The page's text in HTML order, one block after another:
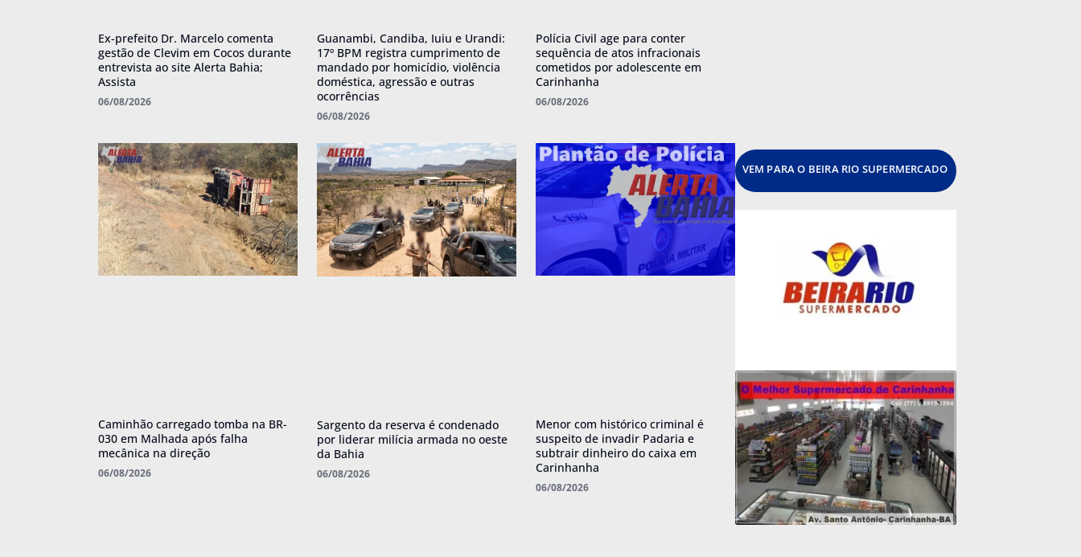
Ex-prefeito Dr. Marcelo comenta
gestão de Clevim em Cocos durante
entrevista ao site Alerta Bahia;
Assista
06/08/2026
Guanambi, Candiba, Iuiu e Urandi:
17º BPM registra cumprimento de
mandado por homicídio, violência
doméstica, agressão e outras
ocorrências
06/08/2026
Polícia Civil age para conter
sequência de atos infracionais
cometidos por adolescente em
Carinhanha
06/08/2026
Caminhão carregado tomba na BR-
030 em Malhada após falha
mecânica na direção
06/08/2026
Sargento da reserva é condenado
por liderar milícia armada no oeste
da Bahia
06/08/2026
Menor com histórico criminal é
suspeito de invadir Padaria e
subtrair dinheiro do caixa em
Carinhanha
06/08/2026
VEM PARA O BEIRA RIO SUPERMERCADO